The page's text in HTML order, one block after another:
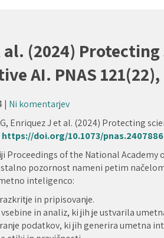
al. (2024)
AI. PNAS 121(22),
| Ni komentarjev
Enriquez J et al. (2024) Protecting
https://doi.org/10.1073/
Proceedings of the National
pozornost nameni petim
inteligenco:
in pripisovanje.
in analiz, ki jih je ustvarila
podatkov, ki jih generira umetna